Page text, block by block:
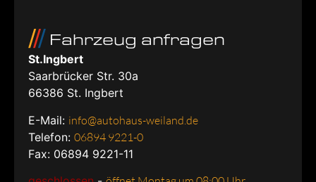
Fahrzeug anfragen
St.Ingbert
Saarbrücker Str. 30a
66386 St. Ingbert
E-Mail: info@autohaus-weiland.de
Telefon: 06894 9221-0
Fax: 06894 9221-11